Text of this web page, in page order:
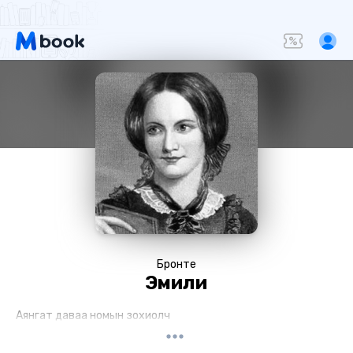
Бронте
Эмили
Аянгат даваа номын зохиолч